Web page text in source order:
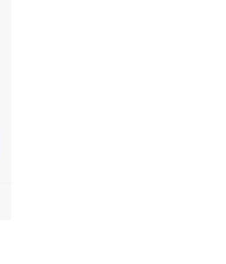
Pano RFK Full Link
Leon Sportstourer 1.5 eTSI DSG ACC Pano RFK Full Link